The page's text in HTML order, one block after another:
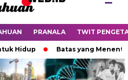
PRANALA TWIT
Batas yang Menentukan